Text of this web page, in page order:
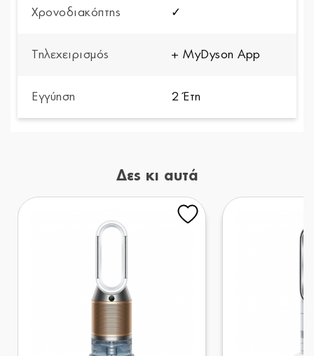
Χρονοδιακόπτης ✓
Τηλεχειρισμός + MyDyson App
Εγγύηση 2 Έτη
Δες κι αυτά